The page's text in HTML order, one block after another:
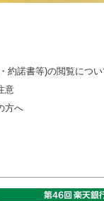
約諾書等)の閲覧につ
意
方へ